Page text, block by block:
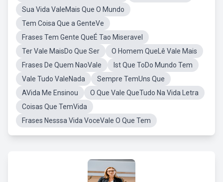
Sua Vida ValeMais Que O Mundo
Tem Coisa Que a GenteVe
Frases Tem Gente QueÉ Tao Miseravel
Ter Vale MaisDo Que Ser
O Homem QueLê Vale Mais
Frases De Quem NaoVale
Ist Que ToDo Mundo Tem
Vale Tudo ValeNada
Sempre TemUns Que
AVida Me Ensinou
O Que Vale QueTudo Na Vida Letra
Coisas Que TemVida
Frases Nesssa Vida VoceVale O Que Tem